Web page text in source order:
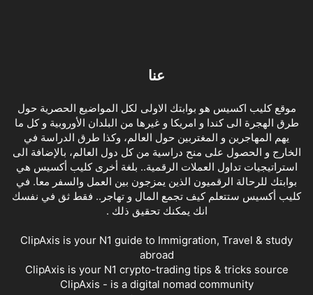
عنا
موقع كليب اكسيس هو بوابتك الاولى لكل المواضيع الحصرية حول
طرق الهجرة الى كندا و امريكا و غيرها من البلدان الأوروبية و كل ما
يهم المهاجرين و المغتربين حول العالم، وكذا طرق الدراسة في
الخارج و الحصول على منح دراسية من كل دول العالم، بالإضافة الى
استراتيجيات تداول العملات الرقمية.. بلغة أخرى كليب أكسيس هي
بوابتك للرحالة الرقميون الذين يمزجون بين العمل والسفر معا. في
كليب أكسيس ستتعلم كيف تجمع المال و تهاجر.. فقط ثق في نفسك
انك يمكنك تحقيق ذلك .
ClipAxis is your N1 guide to Immigration, Travel & study
abroad
ClipAxis is your N1 crypto-trading tips & tricks source
ClipAxis - is a digital nomad community